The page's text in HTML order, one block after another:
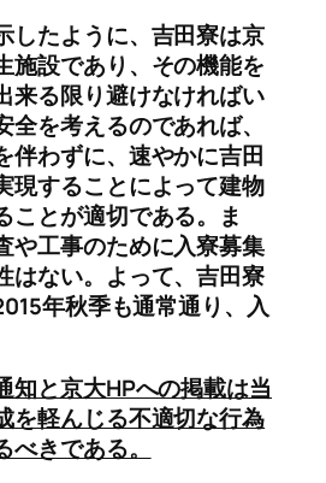
したように、吉田寮は京
施設であり、その機能を
来る限り避けなければい
を考えるのであれば、
伴わずに、速やかに吉田
現することによって建物
ことが適切である。ま
や工事のために入寮募集
はない。よって、吉田寮
年秋季も通常通り、入
知と京大HPへの掲載は当
を軽んじる不適切な行為
きである。